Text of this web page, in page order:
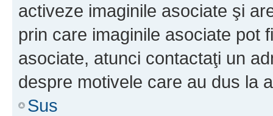
activeze imaginile asociate şi
prin care imaginile asociate pot
asociate, atunci contactaţi un
despre motivele care au dus la
Sus